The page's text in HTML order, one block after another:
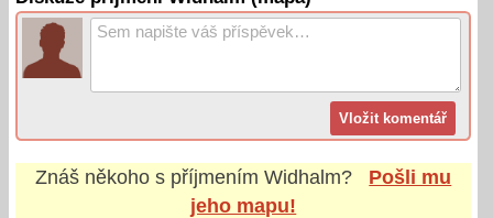
Znáš někoho s příjmenímWidhalm?
Pošli mu
jeho mapu!